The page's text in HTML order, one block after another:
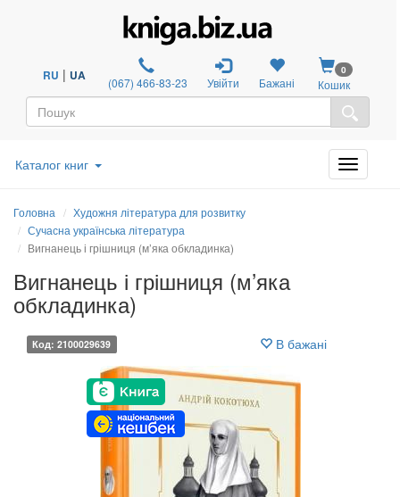
RU | UA (067) 466-83-23 Увійти Бажані
0
Кошик
Каталог книг
Головна
Художня література для розвитку
Сучасна українська література
Вигнанець і грішниця (м’яка обкладинка)
Вигнанець і грішниця (м’яка
обкладинка)
Код: 2100029639 В бажані